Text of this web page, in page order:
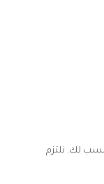
لك. نلتزم